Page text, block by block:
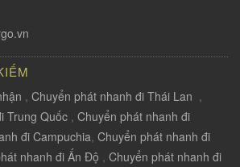
, Chuyển phát nhanh đi Thái Lan ,
Trung Quốc , Chuyển phát nhanh đi
đi Campuchia, Chuyển phát nhanh đi
nhanh đi Ấn Độ , Chuyển phát nhanh đi